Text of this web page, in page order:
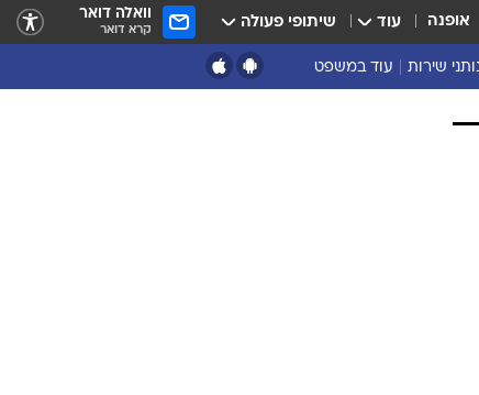
אופנה עוד שיתופי פעולה וואלה דואר
קרא דואר
שירות עוד במשפט